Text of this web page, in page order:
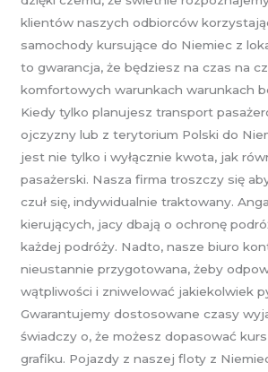
klientów naszych odbiorców
samochody kursujące do Niemiec z
to gwarancja, że będziesz na czas na
komfortowych warunkach warunkach
Kiedy tylko planujesz transport
ojczyzny lub z terytorium Polski do
jest nie tylko i wyłącznie kwota, jak
pasażerski. Nasza firma troszczy się
czuł się, indywidualnie traktowany.
kierujących, jacy dbają o ochronę
każdej podróży. Nadto, nasze biuro
nieustannie przygotowana, żeby
wątpliwości i zniwelować jakiekolwiek
Gwarantujemy dostosowane czasy
świadczy o, że możesz dopasować
grafiku. Pojazdy z naszej floty z